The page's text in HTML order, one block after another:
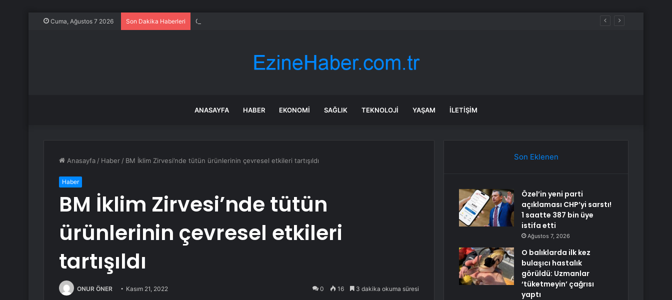
Cuma, Ağustos 7 2026 Son Dakika Haberleri O balıklarda ilk kez bulaşıcı hastalık görüldü: Uzmanlar ‘tüketmeyin’ çağrısı yaptı
ANASAYFA HABER EKONOMI SAĞLIK TEKNOLOJI YAŞAM İLETIŞIM
Anasayfa / Haber / BM İklim Zirvesi’nde tütün ürünlerinin çevresel etkileri tartışıldı
Haber
BM İklim Zirvesi’nde tütün
ürünlerinin çevresel etkileri
tartışıldı
ONUR ÖNER Kasım 21, 2022 0 16 3 dakika okuma süresi
Son Eklenen
Özel’in yeni parti
açıklaması CHP’yi sarstı!
1 saatte 387 bin üye
istifa etti
Ağustos 7, 2026
O balıklarda ilk kez
bulaşıcı hastalık
görüldü: Uzmanlar
‘tüketmeyin’ çağrısı
yaptı